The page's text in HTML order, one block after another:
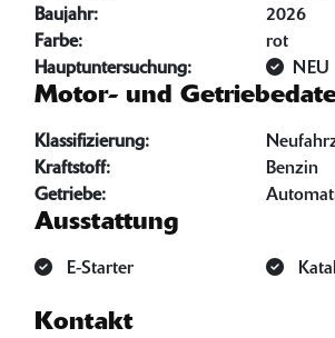
Baujahr:
2026
Farbe:
rot
Hauptuntersuchung:
NEU
Motor- und
Klassifizierung:
Kraftstoff:
Benzin
Getriebe:
Ausstattung
E-Starter
Kontakt